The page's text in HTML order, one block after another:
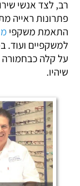
רב, לצד אנשי
פתרונות ראייה
התאמת משקפי
למשקפיים ועוד.
על קלה כבחמורה
שיהיו.